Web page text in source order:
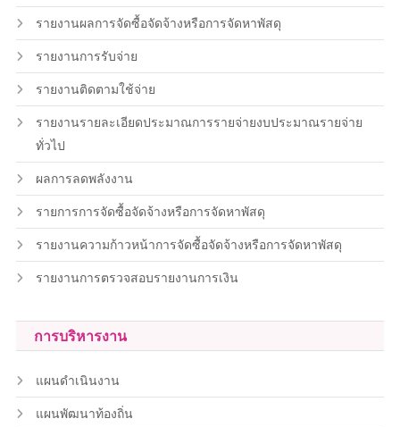
รายงานผลการจัดซื้อจัดจ้างหรือการจัดหาพัสดุ
รายงานการรับจ่าย
รายงานติดตามใช้จ่าย
รายงานรายละเอียดประมาณการรายจ่ายงบประมาณรายจ่าย
ทั่วไป
ผลการลดพลังงาน
รายการการจัดซื้อจัดจ้างหรือการจัดหาพัสดุ
รายงานความก้าวหน้าการจัดซื้อจัดจ้างหรือการจัดหาพัสดุ
รายงานการตรวจสอบรายงานการเงิน
การบริหารงาน
แผนดำเนินงาน
แผนพัฒนาท้องถิ่น